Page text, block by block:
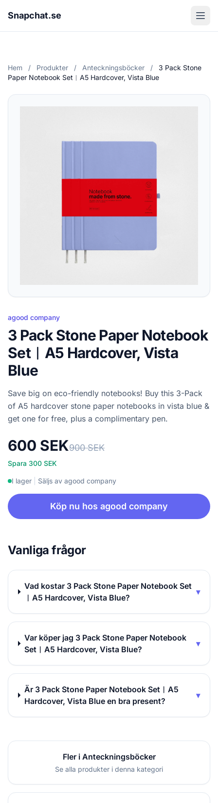
Snapchat.se
Hem / Produkter / Anteckningsböcker /
3 Pack Stone
Paper Notebook Set︱A5 Hardcover, Vista Blue
agood company
3 Pack Stone Paper Notebook
Set︱A5 Hardcover, Vista
Blue
Save big on eco-friendly notebooks! Buy this 3-Pack
of A5 hardcover stone paper notebooks in vista blue &
get one for free, plus a complimentary pen.
600 SEK900 SEK
Spara 300 SEK
I lager Säljs av agood company
Köp nu hos agood company
Vanliga frågor
Vad kostar 3 Pack Stone Paper Notebook Set
︱A5 Hardcover, Vista Blue?
▾
Var köper jag 3 Pack Stone Paper Notebook
Set︱A5 Hardcover, Vista Blue?
▾
Är 3 Pack Stone Paper Notebook Set︱A5
Hardcover, Vista Blue en bra present?
▾
Fler i Anteckningsböcker
Se alla produkter i denna kategori